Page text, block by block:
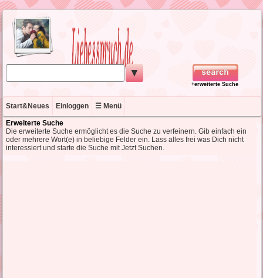
▼
+erweiterte Suche
Start&Neues Einloggen ☰ Menü
Erweiterte Suche
Die erweiterte Suche ermöglicht es die Suche zu verfeinern. Gib einfach ein
oder mehrere Wort(e) in beliebige Felder ein. Lass alles frei was Dich nicht
interessiert und starte die Suche mit Jetzt Suchen.